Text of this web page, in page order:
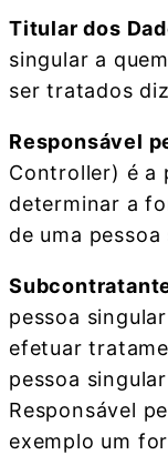
Titular dos
singular a
ser tratados
Responsável
Controller) é a
determinar a
de uma
pessoa
efetuar
pessoa
Responsável
exemplo um